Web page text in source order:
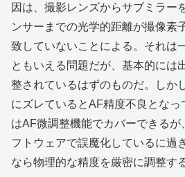
因は、撮影レンズからサブミラー
ンサーまでの光学的距離が撮像素
致していないことによる。それは
ともいえる問題だが、基本的には
整されているはずのものだ。しか
にズレているとAF精度不良となっ
はAF微調整機能でカバーできるが
フトウェアで誤魔化しているに過
なら物理的な精度を厳密に調整す